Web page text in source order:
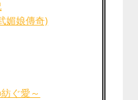
媚娘傳奇)
ぐ愛～